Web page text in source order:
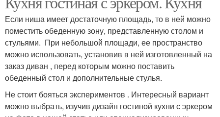
Если ниша имеет достаточную площадь, то в ней можно
поместить обеденную зону, представленную столом и
стульями. При небольшой площади, ее пространство
можно использовать, установив в ней изготовленный на
заказ диван , перед которым можно поставить
обеденный стол и дополнительные стулья.
Не стоит бояться экспериментов . Интересный вариант
можно выбрать, изучив дизайн гостиной кухни с эркером